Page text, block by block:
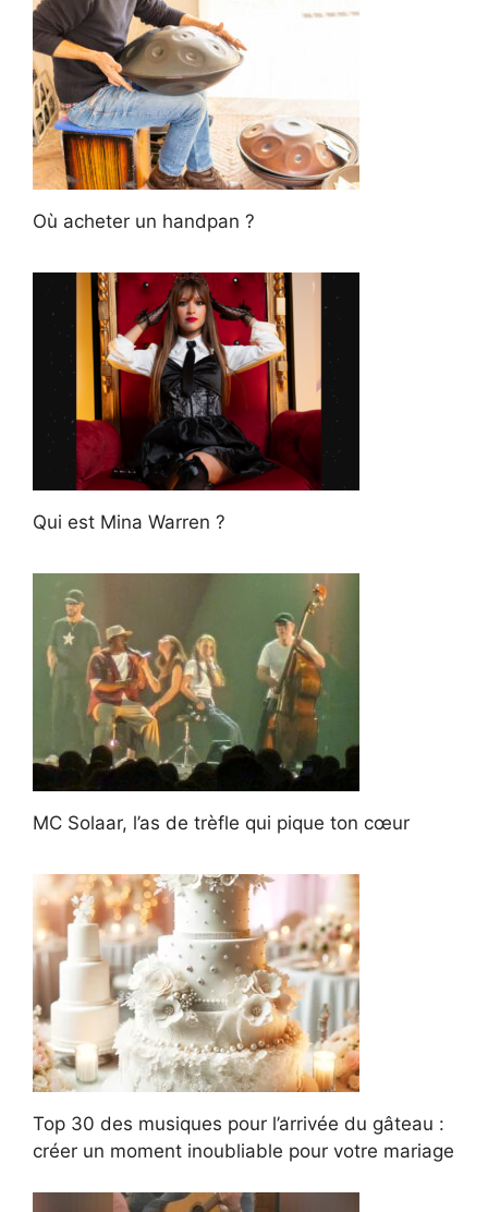
Où acheter un handpan ?
Qui est Mina Warren ?
MC Solaar, l’as de trèfle qui pique ton cœur
Top 30 des musiques pour l’arrivée du gâteau :
créer un moment inoubliable pour votre mariage